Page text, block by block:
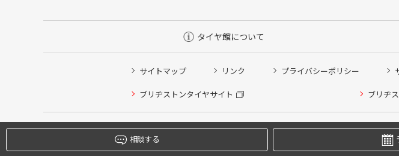
タイヤ館について
サイトマップ リンク プライバシーポリシー
ブリヂストンタイヤサイト ブリヂ
Copyright © 2024
相談する
タイヤ点検・安全点検/タイヤ履き替え/オイル交換/その他ピット作業の予約
クローク契約会員専用タイヤ履き替え※タイヤ履き替えを希望のクローク契約会員の方はこち
本日のタイヤ履き替え順番待ち予約 ※クローク契約会員の方はご利用いただけません